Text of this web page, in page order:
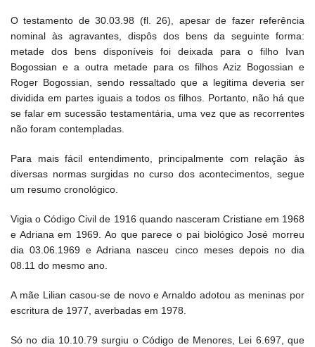
O testamento de 30.03.98 (fl. 26), apesar de fazer referência
nominal às agravantes, dispôs dos bens da seguinte forma:
metade dos bens disponíveis foi deixada para o filho Ivan
Bogossian e a outra metade para os filhos Aziz Bogossian e
Roger Bogossian, sendo ressaltado que a legitima deveria ser
dividida em partes iguais a todos os filhos. Portanto, não há que
se falar em sucessão testamentária, uma vez que as recorrentes
não foram contempladas.
Para mais fácil entendimento, principalmente com relação às
diversas normas surgidas no curso dos acontecimentos, segue
um resumo cronológico.
Vigia o Código Civil de 1916 quando nasceram Cristiane em 1968
e Adriana em 1969. Ao que parece o pai biológico José morreu
dia 03.06.1969 e Adriana nasceu cinco meses depois no dia
08.11 do mesmo ano.
A mãe Lilian casou-se de novo e Arnaldo adotou as meninas por
escritura de 1977, averbadas em 1978.
Só no dia 10.10.79 surgiu o Código de Menores, Lei 6.697, que